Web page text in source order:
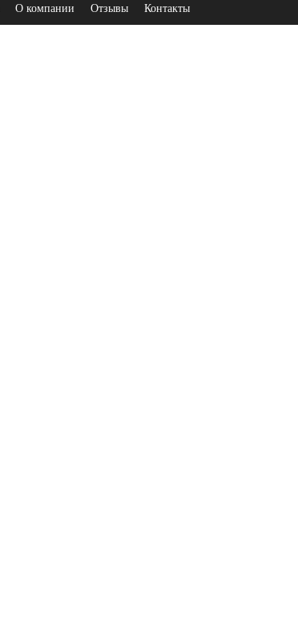
О компании Отзывы Контакты